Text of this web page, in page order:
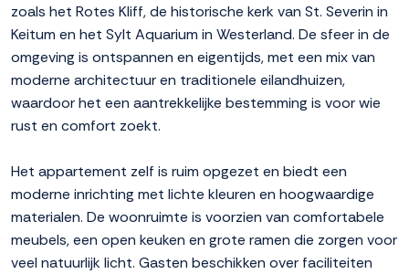
zoals het Rotes Kliff, de historische kerk van St. Severin in
Keitum en het Sylt Aquarium in Westerland. De sfeer in de
omgeving is ontspannen en eigentijds, met een mix van
moderne architectuur en traditionele eilandhuizen,
waardoor het een aantrekkelijke bestemming is voor wie
rust en comfort zoekt.
Het appartement zelf is ruim opgezet en biedt een
moderne inrichting met lichte kleuren en hoogwaardige
materialen. De woonruimte is voorzien van comfortabele
meubels, een open keuken en grote ramen die zorgen voor
veel natuurlijk licht. Gasten beschikken over faciliteiten